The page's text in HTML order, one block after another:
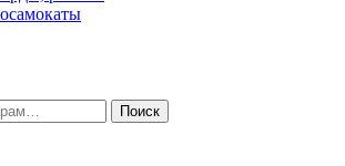
Поиск